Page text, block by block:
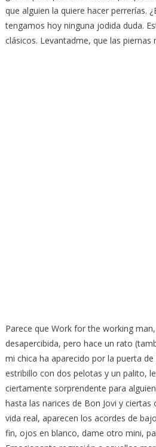
que alguien la quiere hacer perrerías.
tengamos hoy ninguna jodida duda.
clásicos. Levantadme, que las piernas
Parece que Work for the working
desapercibida, pero hace un rato
mi chica ha aparecido por la puerta
estribillo con dos pelotas y un palito,
ciertamente sorprendente para
hasta las narices de Bon Jovi y ciertas
vida real, aparecen los acordes de
fin, ojos en blanco, dame otro mini,